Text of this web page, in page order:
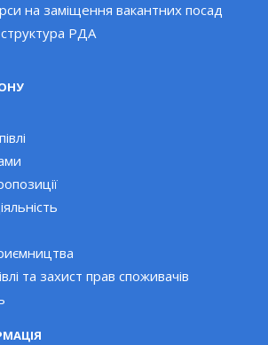
на заміщення вакантних посад
структура РДА
та захист прав споживачів